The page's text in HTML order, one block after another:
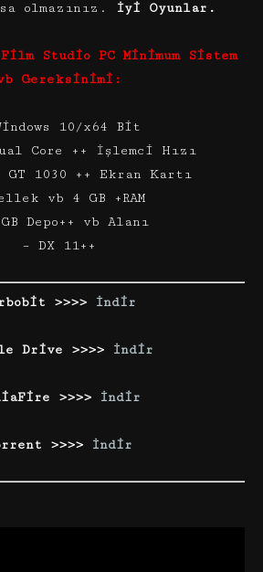
olmazınız.
İyi Oyunlar.
Studio PC Minimum Sistem
Gereksinimi:
10/x64 Bit
Core ++ İşlemci Hızı
GT 1030 ++ Ekran Kartı
vb 4 GB +RAM
Depo++ vb Alanı
– DX 11++
>>>> İndir
Drive >>>>İndir
>>>> İndir
>>>> İndir